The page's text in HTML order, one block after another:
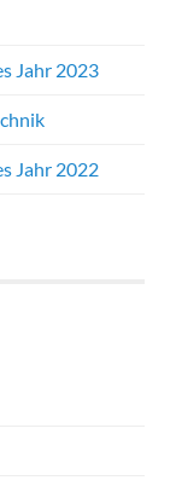
Jahr 2023
Jahr 2022